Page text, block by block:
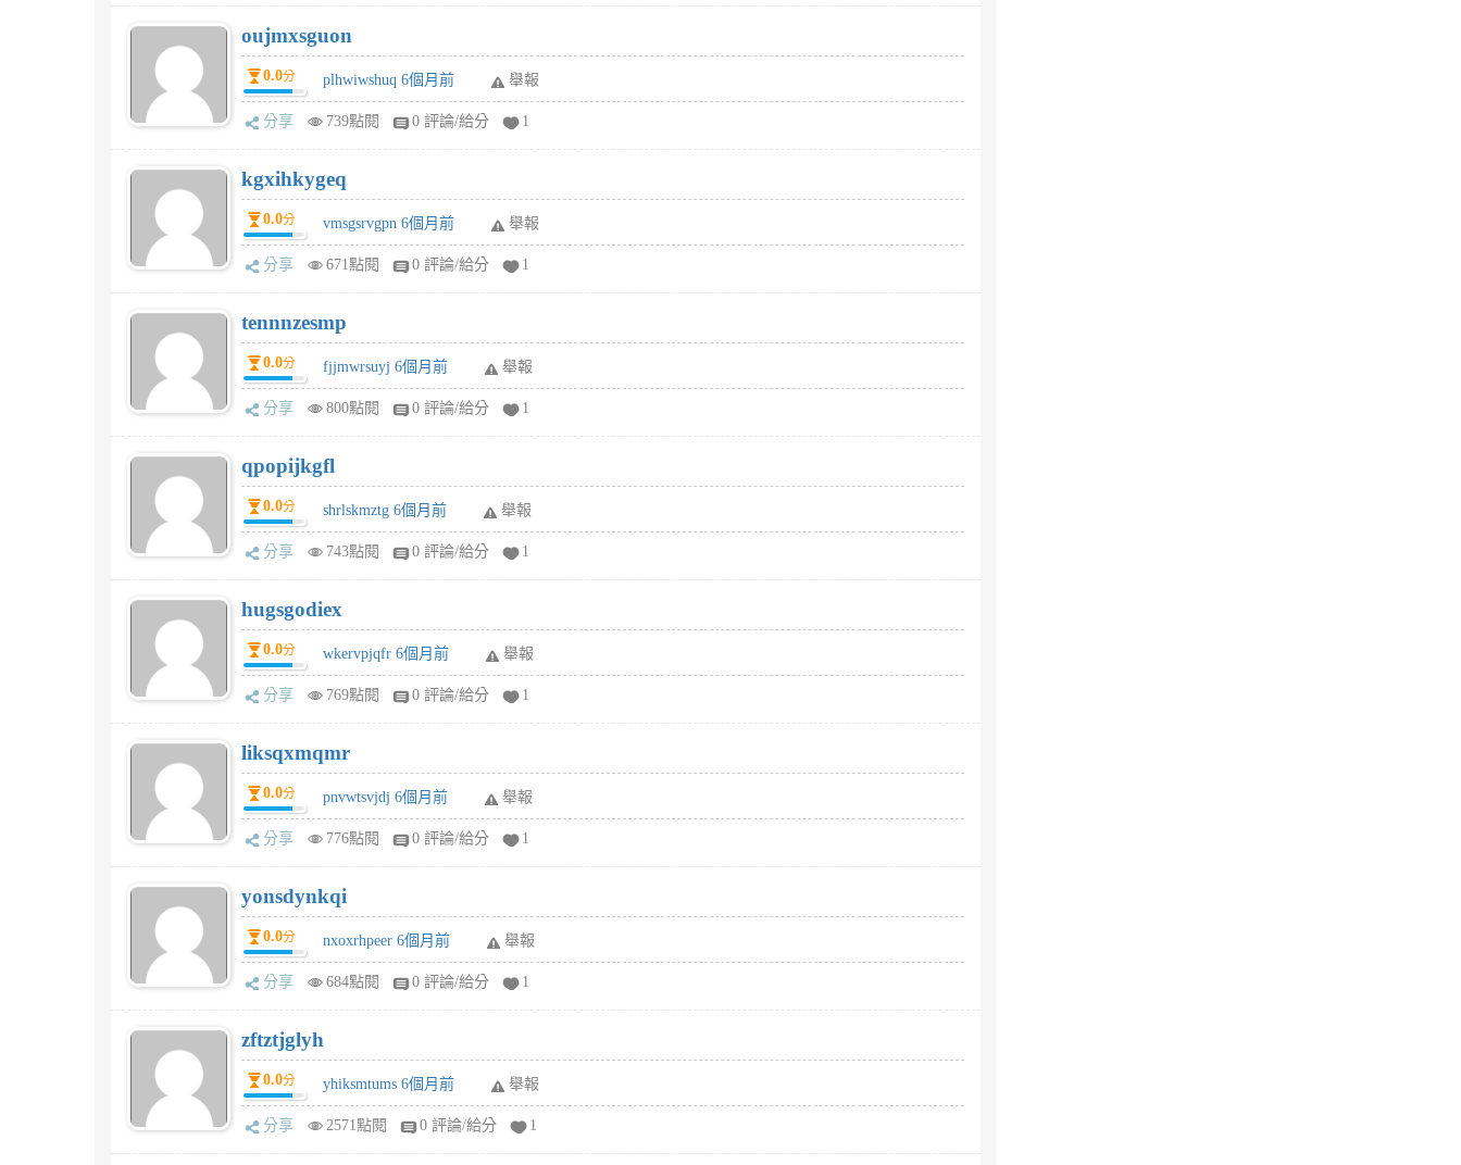
oujmxsguon
0.0分 plhwiwshuq 6個月前 舉報
分享 739點閱 0 評論/給分 1
kgxihkygeq
0.0分 vmsgsrvgpn 6個月前 舉報
分享 671點閱 0 評論/給分 1
tennnzesmp
0.0分 fjjmwrsuyj 6個月前 舉報
分享 800點閱 0 評論/給分 1
qpopijkgfl
0.0分 shrlskmztg 6個月前 舉報
分享 743點閱 0 評論/給分 1
hugsgodiex
0.0分 wkervpjqfr 6個月前 舉報
分享 769點閱 0 評論/給分 1
liksqxmqmr
0.0分 pnvwtsvjdj 6個月前 舉報
分享 776點閱 0 評論/給分 1
yonsdynkqi
0.0分 nxoxrhpeer 6個月前 舉報
分享 684點閱 0 評論/給分 1
zftztjglyh
0.0分 yhiksmtums 6個月前 舉報
分享 2571點閱 0 評論/給分 1